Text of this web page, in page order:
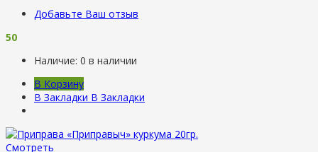
Добавьте Ваш отзыв
50
Наличие: 0 в наличии
В Корзину
В Закладки В Закладки
Смотреть